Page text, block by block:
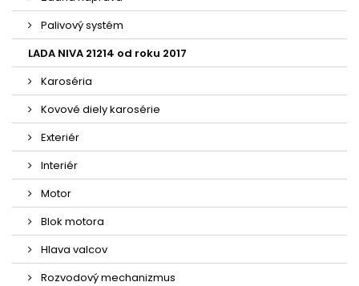
Palivový systém
LADA NIVA 21214 od roku 2017
Karoséria
Kovové diely karosérie
Exteriér
Interiér
Motor
Blok motora
Hlava valcov
Rozvodový mechanizmus